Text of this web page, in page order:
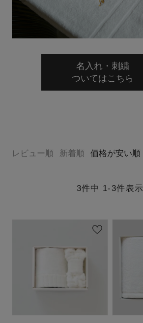
名入れ・刺繍
ついてはこちら
レビュー順 新着順 価格が安い順
3件中 1- 3件表示